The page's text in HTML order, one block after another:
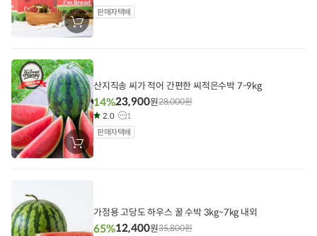
장
바
에
담
기
판매자택배
장
바
산지직송 씨가 적어 간편한 씨적은수박 7-9kg
14%23,900원28,000원
2.0
1
판매자택배
가정용 고당도 하우스 꿀 수박 3kg~7kg 내외
65%12,400원35,800원